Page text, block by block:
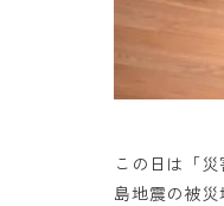
この日は「
島地震の被